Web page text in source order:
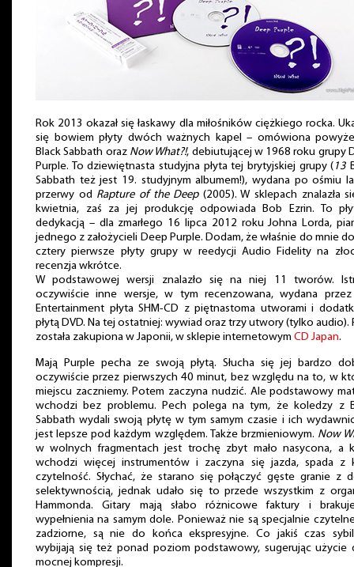
Rok 2013 okazał się łaskawy dla miłośników ciężkiego rocka.
się bowiem płyty dwóch ważnych kapel – omówiona
Black Sabbath oraz Now What?!, debiutującej w 1968 roku grupy
Purple. To dziewiętnasta studyjna płyta tej brytyjskiej grupy ( 13
Sabbath też jest 19. studyjnym albumem!), wydana po ośmiu
przerwy od Rapture of the Deep(2005). W sklepach znalazła
kwietnia, zaś za jej produkcję odpowiada Bob Ezrin. To
dedykacją – dla zmarłego 16 lipca 2012 roku Johna Lorda,
jednego z założycieli Deep Purple. Dodam, że właśnie do mnie
cztery pierwsze płyty grupy w reedycji Audio Fidelity na
recenzja wkrótce.
W podstawowej wersji znalazło się na niej 11 tworów.
oczywiście inne wersje, w tym recenzowana, wydana przez
Entertainment płyta SHM-CD z piętnastoma utworami i
płytą DVD. Na tej ostatniej: wywiad oraz trzy utwory (tylko audio).
została zakupiona w Japonii, w sklepie internetowym CD Japan.
Mają Purple pecha ze swoją płytą. Słucha się jej bardzo
oczywiście przez pierwszych 40 minut, bez względu na to, w
miejscu zaczniemy. Potem zaczyna nudzić. Ale podstawowy
wchodzi bez problemu. Pech polega na tym, że koledzy z
Sabbath wydali swoją płytę w tym samym czasie i ich
jest lepsze pod każdym względem. Także brzmieniowym. Now
w wolnych fragmentach jest trochę zbyt mało nasycona, a
wchodzi więcej instrumentów i zaczyna się jazda, spada z
czytelność. Słychać, że starano się połączyć gęste granie z
selektywnością, jednak udało się to przede wszystkim z
Hammonda. Gitary mają słabo różnicowe faktury i
wypełnienia na samym dole. Ponieważ nie są specjalnie
zadziorne, są nie do końca ekspresyjne. Co jakiś czas
wybijają się też ponad poziom podstawowy, sugerując użycie
mocnej kompresji.